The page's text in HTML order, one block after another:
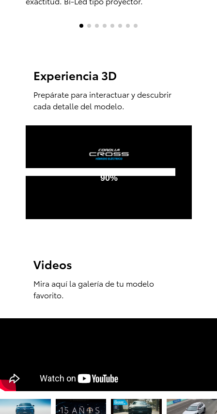
Experiencia 3D
Prepárate para interactuar y descubrir
cada detalle del modelo.
Videos
Mira aquí la galería de tu modelo
favorito.